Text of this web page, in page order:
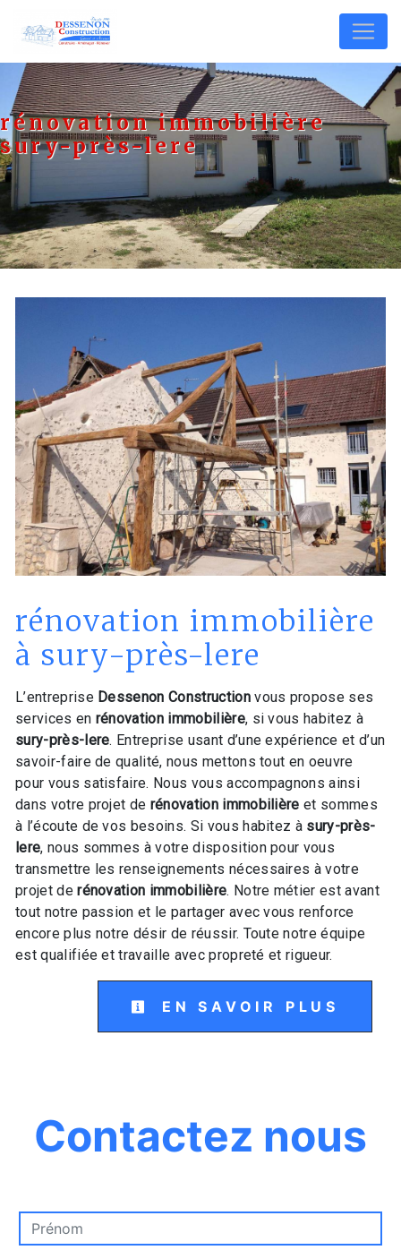
rénovation immobilière
sury-près-lere
rénovation immobilière
à sury-près-lere
L’entreprise Dessenon Constructionvous propose ses
services en rénovation immobilière, si vous habitez à
sury-près-lere. Entreprise usant d’une expérience et d’un
savoir-faire de qualité, nous mettons tout en oeuvre
pour vous satisfaire. Nous vous accompagnons ainsi
dans votre projet de rénovation immobilière et sommes
à l’écoute de vos besoins. Si vous habitez à sury-près-
lere, nous sommes à votre disposition pour vous
transmettre les renseignements nécessaires à votre
projet derénovation immobilière. Notre métier est avant
tout notre passion et le partager avec vous renforce
encore plus notre désir de réussir. Toute notre équipe
est qualifiée et travaille avec propreté et rigueur.
EN SAVOIR PLUS
Contactez nous